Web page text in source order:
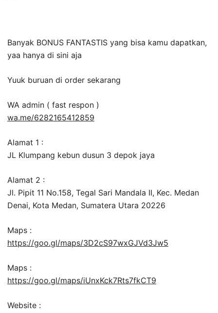
Banyak BONUS FANTASTIS yang bisa kamu dapatkan,
yaa hanya di sini aja
Yuuk buruan di order sekarang
WA admin ( fast respon )
wa.me/6282165412859
Alamat 1 :
JL Klumpang kebun dusun 3 depok jaya
Alamat 2 :
Jl. Pipit 11 No.158, Tegal Sari Mandala II, Kec. Medan
Denai, Kota Medan, Sumatera Utara 20226
Maps :
https://goo.gl/maps/3D2cS97wxGJVd3Jw5
Maps :
https://goo.gl/maps/iUnxKck7Rts7fkCT9
Website :